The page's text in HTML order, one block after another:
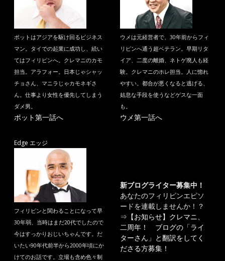
ポットはアジアを駆け回るビジネス
マン。タイでの起業に成功し、続い
てはフィリピンへ。クレマニのカモ
担当。アラフォー。日本じゃシャッ
チョさん、マニラじゃカモネギさ
ん。仕事より女性を優先してしまう
ダメ男。
ポット第一話へ
ウメは元経営者で、30年前からフィ
リピンへ通う超ベテラン。早期リタ
イア、二度の離婚、ネトゲ廃人も経
験。クレマニのホレ担当。人に惚れ
やすい。都合が悪くなると逃げる、
姑息な手段を使うなどゲスな一面
も。
ウメ第一話へ
Edge エッジ
フィリピンと関わることになって早
30年弱、当時はまだ20代でしたので
今はすっかりおじいちゃんです。だ
いたい90年代前半から2000年頃にか
けてのお話です。立場も含め色々制
新ブログライター募集中！
あなたのフィリピンエピソ
ードを連載しませんか！？
⇒ 【お知らせ】クレマニ、
二周年！ ブログの「ライ
ターさん」と翻訳をしてく
ださる方募集！